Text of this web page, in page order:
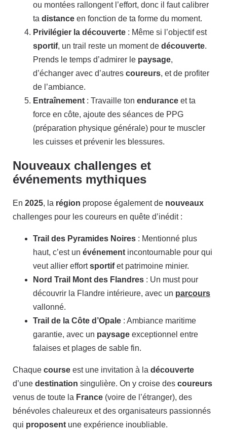
ou montées rallongent l’effort, donc il faut calibrer
ta distance en fonction de ta forme du moment.
Privilégier la découverte : Même si l’objectif est
sportif, un trail reste un moment de découverte.
Prends le temps d’admirer le paysage,
d’échanger avec d’autres coureurs, et de profiter
de l’ambiance.
Entraînement : Travaille ton endurance et ta
force en côte, ajoute des séances de PPG
(préparation physique générale) pour te muscler
les cuisses et prévenir les blessures.
Nouveaux challenges et
événements mythiques
En 2025, la région propose également de nouveaux
challenges pour les coureurs en quête d’inédit :
Trail des Pyramides Noires : Mentionné plus
haut, c’est un événement incontournable pour qui
veut allier effortsportifet patrimoine minier.
Nord Trail Mont des Flandres : Un must pour
découvrir la Flandre intérieure, avec un parcours
vallonné.
Trail de la Côte d’Opale : Ambiance maritime
garantie, avec un paysage exceptionnel entre
falaises et plages de sable fin.
Chaque course est une invitation à la découverte
d’une destination singulière. On y croise des coureurs
venus de toute la France (voire de l’étranger), des
bénévoles chaleureux et des organisateurs passionnés
qui proposent une expérience inoubliable.